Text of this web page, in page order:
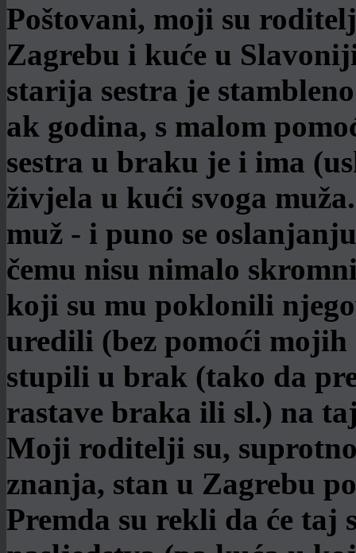
Poštovani, moji su
Zagrebu i kuće u
starija sestra je
ak godina, s malom
sestra u braku je i ima
živjela u kući svoga
muž - i puno se
čemu nisu nimalo
koji su mu poklonili
uredili (bez pomoći
stupili u brak (tako da
rastave braka ili sl.) na
Moji roditelji su,
znanja, stan u Zagrebu
Premda su rekli da će taj